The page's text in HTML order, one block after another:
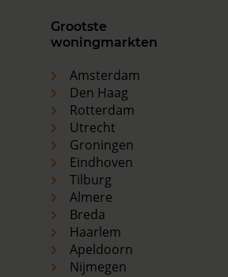
Grootste
woningmarkten
Amsterdam
Den Haag
Rotterdam
Utrecht
Groningen
Eindhoven
Tilburg
Almere
Breda
Haarlem
Apeldoorn
Nijmegen